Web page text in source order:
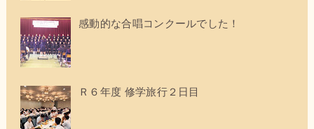
感動的な合唱コンクールでした！
Ｒ６年度 修学旅行２日目